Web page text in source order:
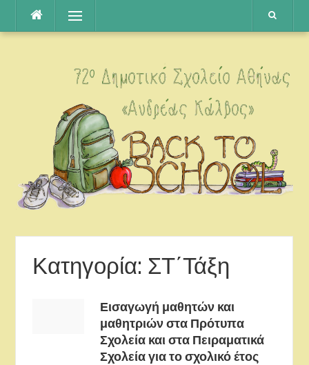
Μετάβαση
περιεχόμενο
Μενού
Κατηγορία: ΣΤ΄Τάξη
Εισαγωγή μαθητών και
μαθητριών στα Πρότυπα
Σχολεία και στα Πειραματικά
Σχολεία για το σχολικό έτος